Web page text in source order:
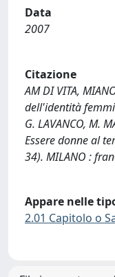
Data
2007
Citazione
AM DI VITA,
dell'identità
G. LAVANCO, M.
Essere donne al
34). MILANO :
Appare nelle
2.01 Capitolo o